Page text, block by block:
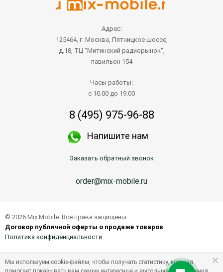
Адрес:
125464, г. Москва, Пятницкое шоссе,
д.18, ТЦ "Митинский радиорынок",
павильон 154
Часы работы:
с 10.00 до 19.00
8 (495) 975-96-88
Напишите нам
Заказать обратный звонок
order@mix-mobile.ru
© 2026 Mix Mobile. Все права защищены.
Договор публичной оферты о продаже товаров
Политика конфиденциальности
Мы используем cookie-файлы, чтобы получать статистику, которая